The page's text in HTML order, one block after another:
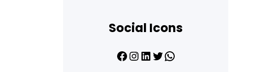
Social Icons